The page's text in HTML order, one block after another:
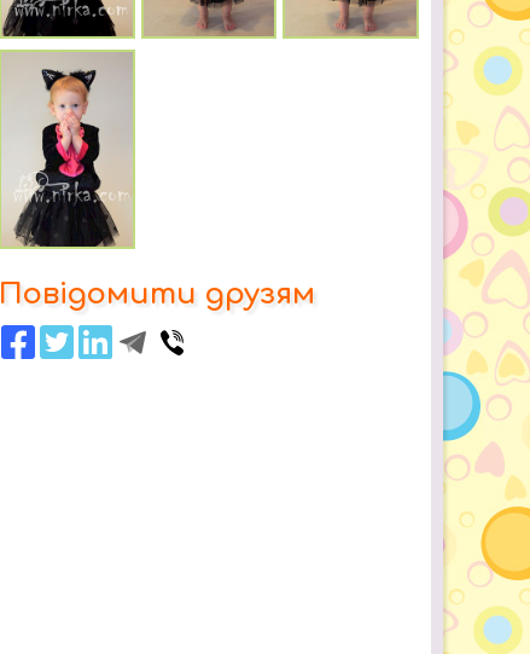
Повідомити друзям